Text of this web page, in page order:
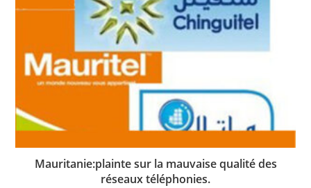
Mauritanie:plainte sur la mauvaise qualité des
réseaux téléphonies.